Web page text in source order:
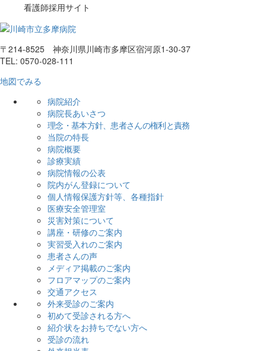
看護師採用サイト
〒214-8525 神奈川県川崎市多摩区宿河原1-30-37
TEL: 0570-028-111
地図でみる
病院紹介
病院長あいさつ
理念・基本方針、患者さんの権利と責務
当院の特長
病院概要
診療実績
病院情報の公表
院内がん登録について
個人情報保護方針等、各種指針
医療安全管理室
災害対策について
講座・研修のご案内
実習受入れのご案内
患者さんの声
メディア掲載のご案内
フロアマップのご案内
交通アクセス
外来受診のご案内
初めて受診される方へ
紹介状をお持ちでない方へ
受診の流れ